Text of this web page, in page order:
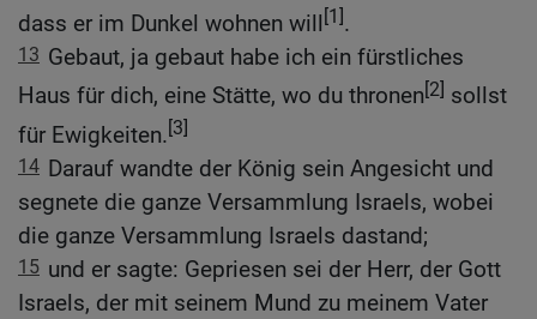
dass er im Dunkel wohnen will [1].
13 Gebaut, ja gebaut habe ich ein fürstliches
Haus für dich, eine Stätte, wo du thronen[2] sollst
für Ewigkeiten.[3]
14 Darauf wandte der König sein Angesicht und
segnete die ganze Versammlung Israels, wobei
die ganze Versammlung Israels dastand;
15 und er sagte: Gepriesen sei der Herr, der Gott
Israels, der mit seinem Mund zu meinem Vater